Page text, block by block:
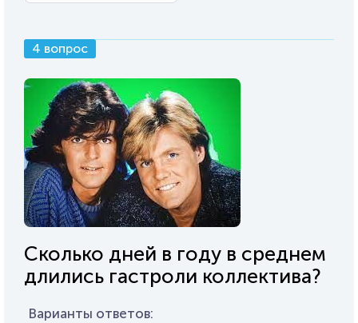
4 вопрос
Сколько дней в году в среднем
длились гастроли коллектива?
Варианты ответов: